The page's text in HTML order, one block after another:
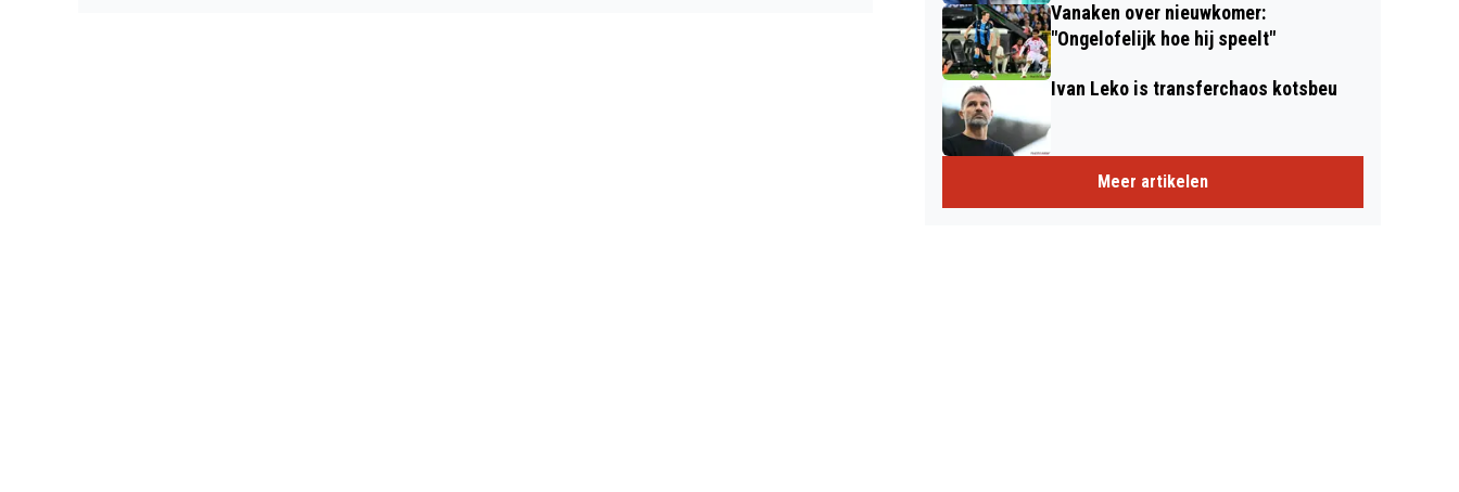
Vanaken over nieuwkomer:
"Ongelofelijk hoe hij speelt"
Ivan Leko is transferchaos kotsbeu
Meer artikelen